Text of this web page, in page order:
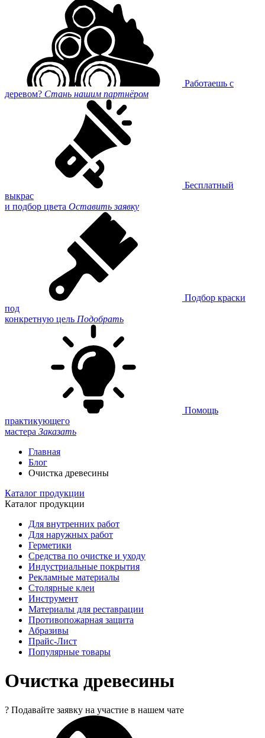
Работаешь с
деревом? Стань нашим партнёром
Бесплатный
выкрас
и подбор цвета Оставить заявку
Подбор краски
под
конкретную цель Подобрать
Помощь
практикующего
мастера Заказать
Главная
Блог
Очистка древесины
Каталог продукции
Каталог продукции
Для внутренних работ
Для наружных работ
Герметики
Средства по очистке и уходу
Индустриальные покрытия
Рекламные материалы
Столярные клеи
Инструмент
Материалы для реставрации
Противопожарная защита
Абразивы
Прайс-Лист
Популярные товары
Очистка древесины
? Подавайте заявку на участие в нашем чате